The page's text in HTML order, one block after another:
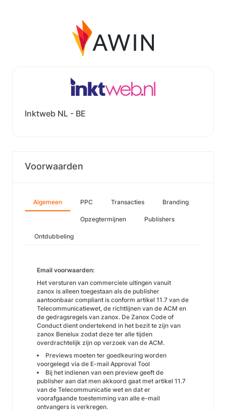
Inktweb NL - BE
Voorwaarden
Algemeen PPC Transacties Branding
Opzegtermijnen Publishers
Ontdubbeling
Email voorwaarden:
Het versturen van commerciele uitingen vanuit
zanox is alleen toegestaan als de publisher
aantoonbaar compliant is conform artikel 11.7 van de
Telecommunicatiewet, de richtlijnen van de ACM en
de gedragsregels van zanox. De Zanox Code of
Conduct dient ondertekend in het bezit te zijn van
zanox Benelux zodat deze ter alle tijden
overdrachtelijk zijn op verzoek van de ACM.
Previews moeten ter goedkeuring worden
voorgelegd via de E-mail Approval Tool
Bij het indienen van een preview geeft de
publisher aan dat men akkoord gaat met artikel 11.7
van de Telecommunicatie wet en dat er
voorafgaande toestemming van alle e-mail
ontvangers is verkregen.